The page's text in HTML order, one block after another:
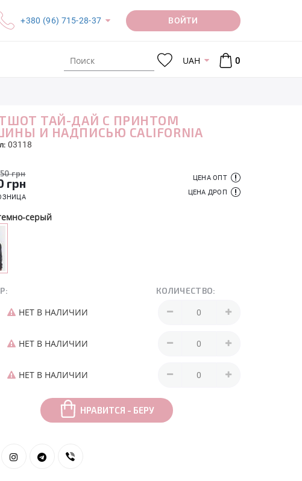
+380 (96) 715-28-37 ВОЙТИ
UAH 0
ТАЙ-ДАЙ С ПРИНТОМ
И НАДПИСЬЮ CALIFORNIA
03118
грн
грн
ЦЕНА ОПТ
ЦЕНА ДРОП
серый
КОЛИЧЕСТВО:
НЕТ В НАЛИЧИИ
НЕТ В НАЛИЧИИ
НЕТ В НАЛИЧИИ
НРАВИТСЯ - БЕРУ